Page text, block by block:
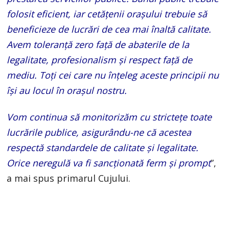
folosit eficient, iar cetățenii orașului trebuie să
beneficieze de lucrări de cea mai înaltă calitate.
Avem toleranță zero față de abaterile de la
legalitate, profesionalism și respect față de
mediu. Toți cei care nu înțeleg aceste principii nu
își au locul în orașul nostru.
Vom continua să monitorizăm cu strictețe toate
lucrările publice, asigurându-ne că acestea
respectă standardele de calitate și legalitate.
Orice neregulă va fi sancționată ferm și prompt”,
a mai spus primarul Cujului.